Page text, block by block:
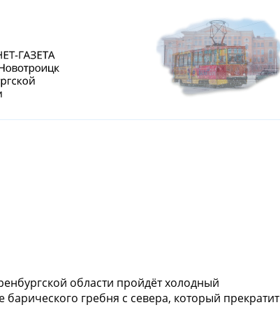
области пройдёт холодный
гребня с севера, который прекратит